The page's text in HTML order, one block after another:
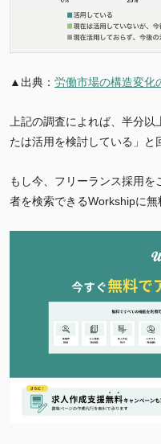
▲出典： 労働市場の構造変化
上記の調査によれば、半分以
たは活用を検討している」と
もし今、フリーランス採用
者を検索できるWorkshipに